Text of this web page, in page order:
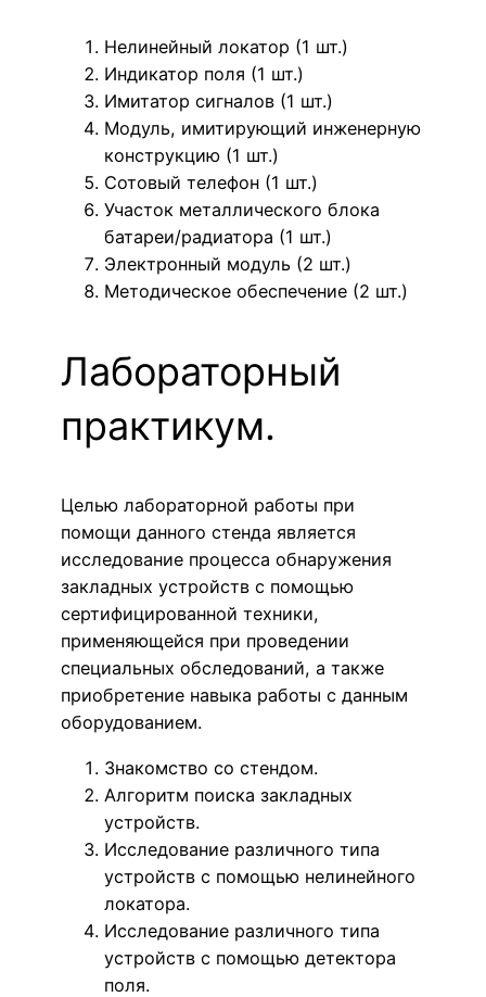
Нелинейный локатор (1 шт.)
Индикатор поля (1 шт.)
Имитатор сигналов (1 шт.)
Модуль, имитирующий инженерную
конструкцию (1 шт.)
Сотовый телефон (1 шт.)
Участок металлического блока
батареи/радиатора (1 шт.)
Электронный модуль (2 шт.)
Методическое обеспечение (2 шт.)
Лабораторный
практикум.
Целью лабораторной работы при
помощи данного стенда является
исследование процесса обнаружения
закладных устройств с помощью
сертифицированной техники,
применяющейся при проведении
специальных обследований, а также
приобретение навыка работы с данным
оборудованием.
Знакомство со стендом.
Алгоритм поиска закладных
устройств.
Исследование различного типа
устройств с помощью нелинейного
локатора.
Исследование различного типа
устройств с помощью детектора
поля.